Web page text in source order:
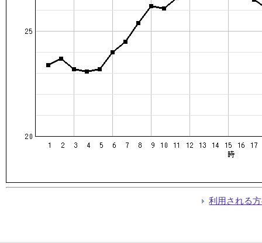
利用される